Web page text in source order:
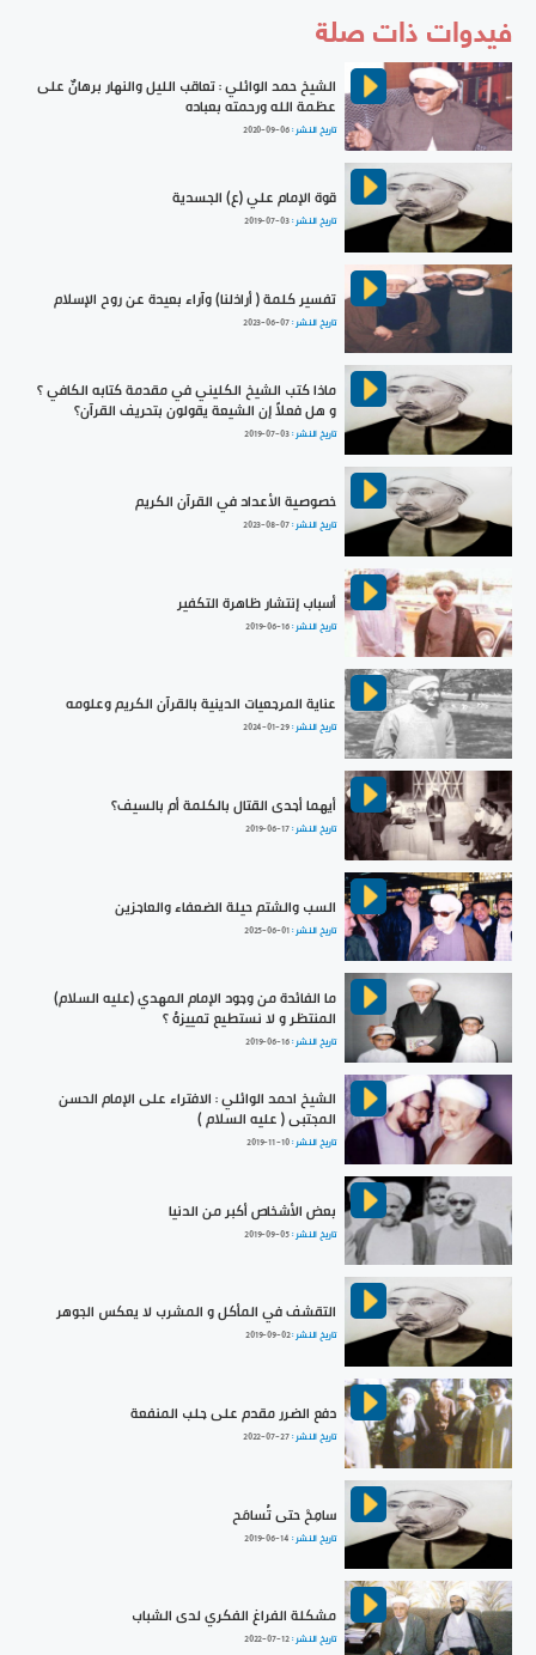
فيدوات ذات صلة
الشيخ حمد الوائلي : تعاقب الليل والنهار برهانٌ على
عظمة الله ورحمته بعباده
تاريخ النشر :2020-09-06
قوة الإمام علي (ع) الجسدية
تاريخ النشر :2019-07-03
تفسير كلمة ( أراذلنا) وآراء بعيدة عن روح الإسلام
تاريخ النشر :2023-06-07
ماذا كتب الشيخ الكليني في مقدمة كتابه الكافي ؟
و هل فعلاً إن الشيعة يقولون بتحريف القرآن؟
تاريخ النشر :2019-07-03
خصوصية الأعداد في القرآن الكريم
تاريخ النشر :2023-08-07
أسباب إنتشار ظاهرة التكفير
تاريخ النشر :2019-06-16
عناية المرجعيات الدينية بالقرآن الكريم وعلومه
تاريخ النشر :2024-01-29
أيهما أجدى القتال بالكلمة أم بالسيف؟
تاريخ النشر :2019-06-17
السب والشتم حيلة الضعفاء والعاجزين
تاريخ النشر :2025-06-01
ما الفائدة من وجود الإمام المهدي (عليه السلام)
المنتظر و لا نستطيع تمييزهُ ؟
تاريخ النشر :2019-06-16
الشيخ احمد الوائلي : الافتراء على الإمام الحسن
المجتبى ( عليه السلام )
تاريخ النشر :2019-11-10
بعض الأشخاص أكبر من الدنيا
تاريخ النشر :2019-09-05
التقشف في المأكل و المشرب لا يعكس الجوهر
تاريخ النشر :2019-09-02
دفع الضرر مقدم على جلب المنفعة
تاريخ النشر :2022-07-27
سامِحْ حتى تُسامَح
تاريخ النشر : 2019-06-14
مشكلة الفراغ الفكري لدى الشباب
تاريخ النشر :2022-07-12